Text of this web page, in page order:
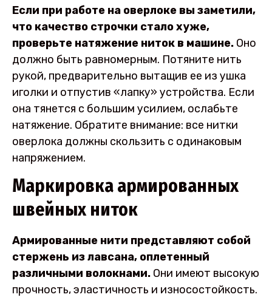
Если при работе на оверлоке вы заметили,
что качество строчки стало хуже,
проверьте натяжение ниток в машине. Оно
должно быть равномерным. Потяните нить
рукой, предварительно вытащив ее из ушка
иголки и отпустив «лапку» устройства. Если
она тянется с большим усилием, ослабьте
натяжение. Обратите внимание: все нитки
оверлока должны скользить с одинаковым
напряжением.
Маркировка армированных
швейных ниток
Армированные нити представляют собой
стержень из лавсана, оплетенный
различными волокнами. Они имеют высокую
прочность, эластичность и износостойкость.